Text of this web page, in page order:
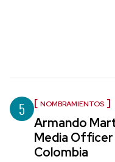
5 NOMBRAMIENTOS
Armando
Media Officer
Colombia